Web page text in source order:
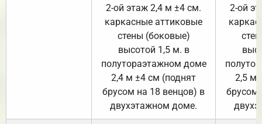
2-ой этаж 2,4 м ±4 см.
каркасные аттиковые
стены (боковые)
высотой 1,5 м. в
полутораэтажном доме
2,4 м ±4 см (поднят
брусом на 18 венцов) в
двухэтажном доме.
2-ой
2,5 м
брусом